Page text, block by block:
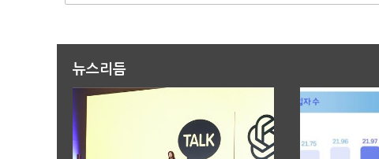
뉴스리듬